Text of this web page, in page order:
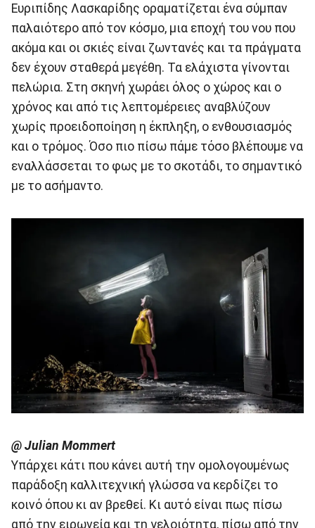
Ευριπίδης Λασκαρίδης οραματίζεται ένα σύμπαν
παλαιότερο από τον κόσμο, μια εποχή του νου που
ακόμα και οι σκιές είναι ζωντανές και τα πράγματα
δεν έχουν σταθερά μεγέθη. Τα ελάχιστα γίνονται
πελώρια. Στη σκηνή χωράει όλος ο χώρος και ο
χρόνος και από τις λεπτομέρειες αναβλύζουν
χωρίς προειδοποίηση η έκπληξη, ο ενθουσιασμός
και ο τρόμος. Όσο πιο πίσω πάμε τόσο βλέπουμε να
εναλλάσσεται το φως με το σκοτάδι, το σημαντικό
με το ασήμαντο.
@ Julian Mommert
Υπάρχει κάτι που κάνει αυτή την ομολογουμένως
παράδοξη καλλιτεχνική γλώσσα να κερδίζει το
κοινό όπου κι αν βρεθεί. Κι αυτό είναι πως πίσω
από την ειρωνεία και τη γελοιότητα, πίσω από την